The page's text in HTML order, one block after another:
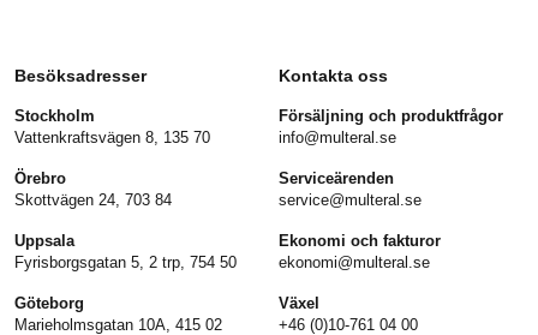
Besöksadresser
Stockholm
Vattenkraftsvägen 8, 135 70
Örebro
Skottvägen 24, 703 84
Uppsala
Fyrisborgsgatan 5, 2 trp, 754 50
Göteborg
Marieholmsgatan 10A, 415 02
Kontakta oss
Försäljning och produktfrågor
info@multeral.se
Serviceärenden
service@multeral.se
Ekonomi och fakturor
ekonomi@multeral.se
Växel
+46 (0)10-761 04 00